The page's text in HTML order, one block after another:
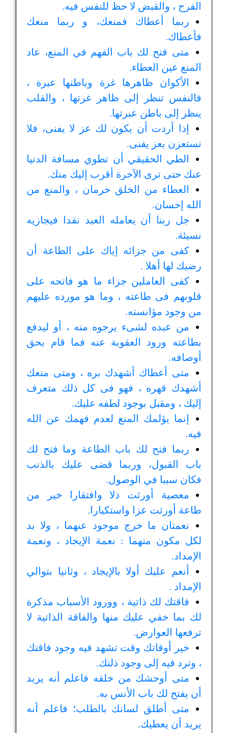
الفرح ، والقبض لا حظ للنفس فيه.
ربما أعطاك فمنعك، و ربما منعك
فأعطاك.
متى فتح لك باب الفهم في المنع، عاد
المنع عين العطاء.
الأكوان ظاهرها غرة وباطنها عبرة ،
فالنفس تنظر إلى ظاهر غرتها ، والقلب
ينظر إلى باطن عبرتها.
إذا أردت أن يكون لك عز لا يفنى، فلا
تستعزن بعز يفنى.
الطي الحقيقي أن تطوي مسافة الدنيا
عنك حتى ترى الآخرة أقرب إليك منك.
العطاء من الخلق حرمان ، والمنع من
الله إحسان.
جل ربنا أن يعامله العبد نقدا فيجازيه
نسيئة.
كفى من جزائه إياك على الطاعة أن
رضيك لها أهلا .
كفى العاملين جزاء ما هو فاتحه على
قلوبهم فى طاعته ، وما هو مورده عليهم
من وجود مؤانسته.
من عبده لشىء يرجوه منه ، أو ليدفع
بطاعته ورود العقوبة عنه فما قام بحق
أوصافه.
متى أعطاك أشهدك بره ، ومتى منعك
أشهدك قهره ، فهو فى كل ذلك متعرف
إليك ، ومقبل بوجود لطفه عليك.
إنما يؤلمك المنع لعدم فهمك عن الله
فيه.
ربما فتح لك باب الطاعة وما فتح لك
باب القبول، وربما قضى عليك بالذنب
فكان سببا في الوصول.
معصية أورثت ذلا وافتقارا خير من
طاعة أورثت عزا واستكبارا.
نعمتان ما خرج موجود عنهما ، ولا بد
لكل مكون منهما : نعمة الإيجاد ، ونعمة
الإمداد.
أنعم عليك أولا بالإيجاد ، وثانيا بتوالي
الإمداد .
فاقتك لك ذاتية ، وورود الأسباب مذكرة
لك بما خفي عليك منها والفاقة الذاتية لا
ترفعها العوارض.
خير أوقاتك وقت تشهد فيه وجود فاقتك
، وترد فيه إلى وجود ذلتك.
متى أوحشك من خلقه فاعلم أنه يريد
أن يفتح لك باب الأنس به.
متى أطلق لسانك بالطلب؛ فاعلم أنه
يريد أن يعطيك.